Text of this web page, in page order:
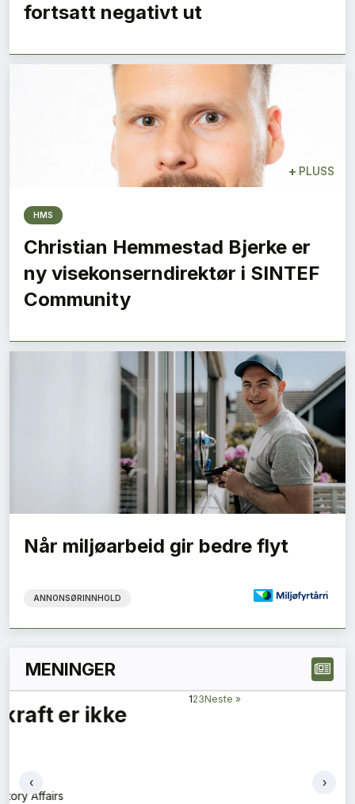
fortsatt negativt ut
+ PLUSS
HMS
Christian Hemmestad Bjerke er
ny visekonserndirektør i SINTEF
Community
Når miljøarbeid gir bedre flyt
ANNONSØRINNHOLD
MENINGER
Karbon er karbon – også når
Konsernsjef
‹ ›